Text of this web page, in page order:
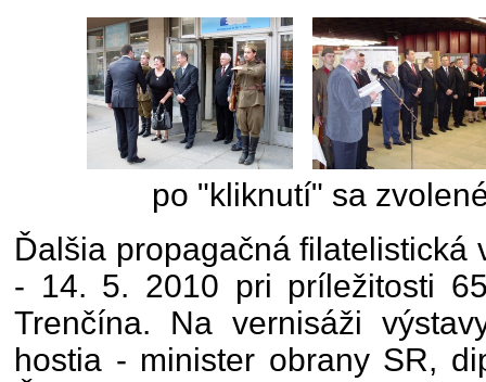
po "kliknutí" sa
Ďalšia propagačná filatelistická
- 14. 5. 2010 pri príležitosti
Trenčína. Na vernisáži
hostia - minister obrany SR,